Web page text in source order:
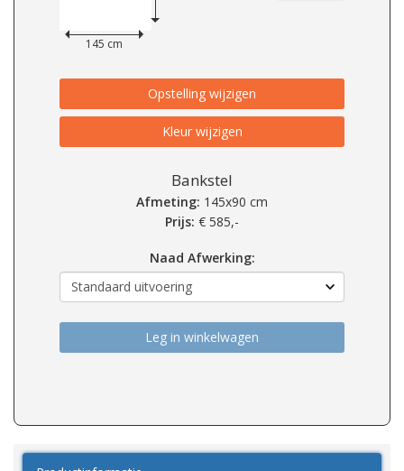
145 cm
Opstelling wijzigen
Kleur wijzigen
Bankstel
Afmeting: 145x90 cm
Prijs: € 585,-
Naad Afwerking:
Leg in winkelwagen